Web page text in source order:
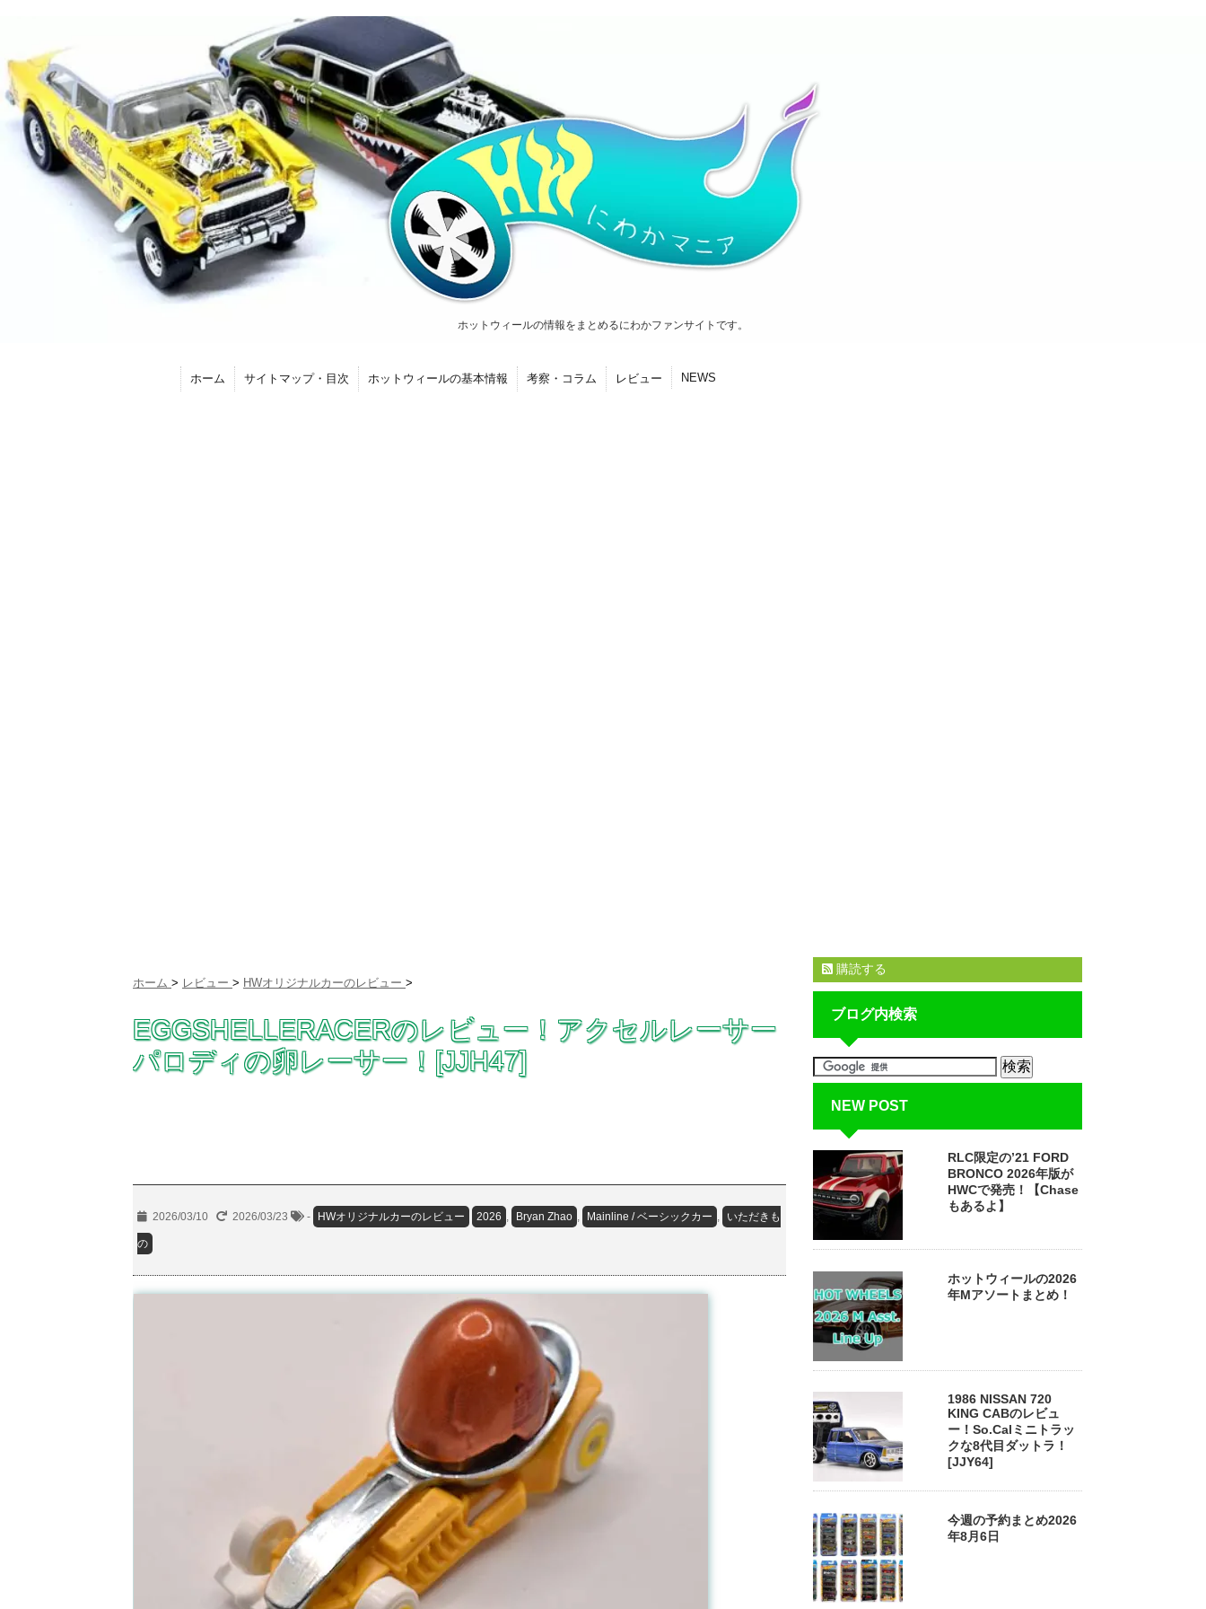
ホットウィールの情報をまとめるにわかファンサイトです。
ホーム サイトマップ・目次 ホットウィールの基本情報 考察・コラム レビュー NEWS
ホーム > レビュー > HWオリジナルカーのレビュー >
EGGSHELLERACERのレビュー！アクセルレーサー
パロディの卵レーサー！[JJH47]
2026/03/10 2026/03/23 - HWオリジナルカーのレビュー 2026 , Bryan Zhao , Mainline / ベーシックカー , いただきも
の
購読する
ブログ内検索
NEW POST
RLC限定の’21 FORD
BRONCO 2026年版が
HWCで発売！【Chase
もあるよ】
ホットウィールの2026
年Mアソートまとめ！
1986 NISSAN 720
KING CABのレビュ
ー！So.Calミニトラッ
クな8代目ダットラ！
[JJY64]
今週の予約まとめ2026
年8月6日